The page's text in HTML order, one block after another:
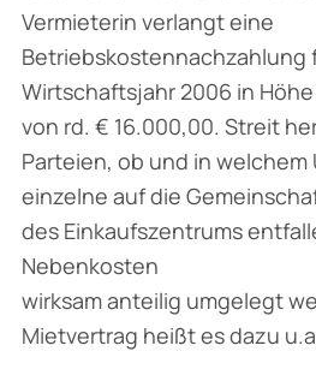
Vermieterin verlangt eine
Betriebskostennachzahlung
Wirtschaftsjahr 2006 in Höhe
von rd. € 16.000,00. Streit
Parteien, ob und in welchem
einzelne auf die
des Einkaufszentrums
Nebenkosten
wirksam anteilig umgelegt
Mietvertrag heißt es dazu